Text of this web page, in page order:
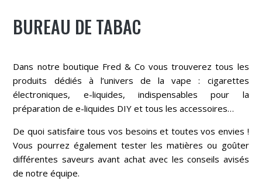
BUREAU DE TABAC
Dans notre boutique Fred & Co vous trouverez tous les
produits dédiés à l’univers de la vape : cigarettes
électroniques, e-liquides, indispensables pour la
préparation de e-liquides DIY et tous les accessoires…
De quoi satisfaire tous vos besoins et toutes vos envies !
Vous pourrez également tester les matières ou goûter
différentes saveurs avant achat avec les conseils avisés
de notre équipe.